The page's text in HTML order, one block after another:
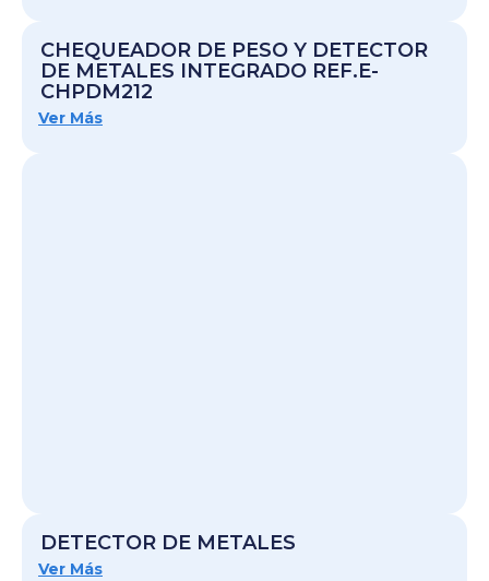
CHEQUEADOR DE PESO Y DETECTOR
DE METALES INTEGRADO REF.E-
CHPDM212
Ver Más
DETECTOR DE METALES
Ver Más